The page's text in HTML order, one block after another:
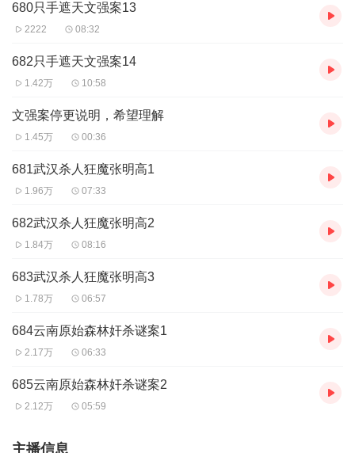
680只手遮天文强案13
2222 08:32
682只手遮天文强案14
1.42万 10:58
文强案停更说明，希望理解
1.45万 00:36
681武汉杀人狂魔张明高1
1.96万 07:33
682武汉杀人狂魔张明高2
1.84万 08:16
683武汉杀人狂魔张明高3
1.78万 06:57
684云南原始森林奸杀谜案1
2.17万 06:33
685云南原始森林奸杀谜案2
2.12万 05:59
主播信息